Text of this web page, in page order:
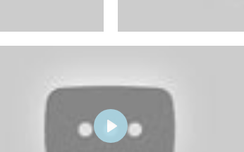
PLAY